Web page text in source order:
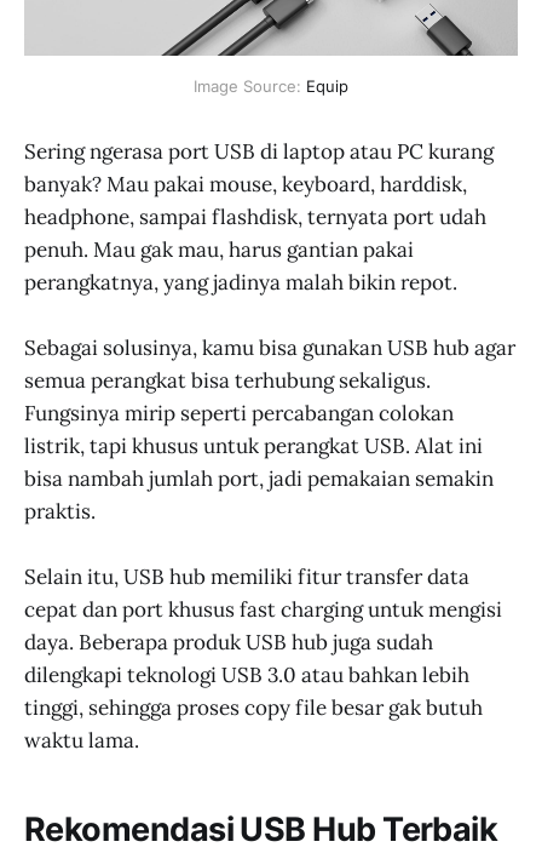
Image Source: Equip
Sering ngerasa port USB di laptop atau PC kurang
banyak? Mau pakai mouse, keyboard, harddisk,
headphone, sampai flashdisk, ternyata port udah
penuh. Mau gak mau, harus gantian pakai
perangkatnya, yang jadinya malah bikin repot.
Sebagai solusinya, kamu bisa gunakan USB hub agar
semua perangkat bisa terhubung sekaligus.
Fungsinya mirip seperti percabangan colokan
listrik, tapi khusus untuk perangkat USB. Alat ini
bisa nambah jumlah port, jadi pemakaian semakin
praktis.
Selain itu, USB hub memiliki fitur transfer data
cepat dan port khusus fast charging untuk mengisi
daya. Beberapa produk USB hub juga sudah
dilengkapi teknologi USB 3.0 atau bahkan lebih
tinggi, sehingga proses copy file besar gak butuh
waktu lama.
Rekomendasi USB Hub Terbaik